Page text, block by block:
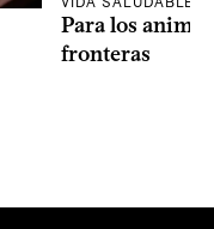
Para los
fronteras